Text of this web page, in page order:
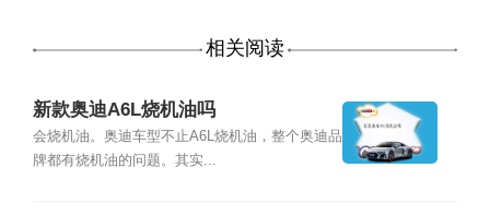
相关阅读
新款奥迪A6L烧机油吗
会烧机油。奥迪车型不止A6L烧机油，整个奥迪品
牌都有烧机油的问题。其实...